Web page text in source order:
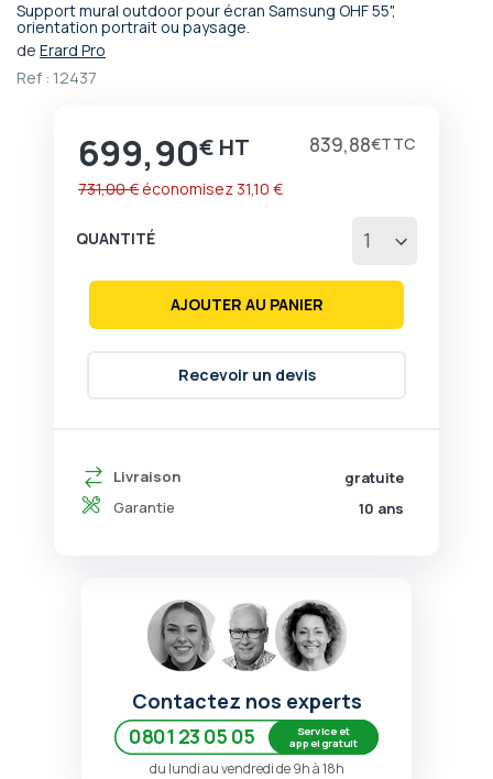
Support mural outdoor pour écran Samsung OHF 55",
orientation portrait ou paysage.
de Erard Pro
Ref : 12437
Prix
699,90€ 839,88€
731,00 € économisez 31,10 €
Livraison
gratuite
Garantie
10 ans
QUANTITÉ
AJOUTER AU PANIER
Recevoir un devis
Passer
au
de
d’images
Contactez nos experts
0801 23 05 05
Service et
appel gratuit
du lundi au vendredi de 9h à 18h